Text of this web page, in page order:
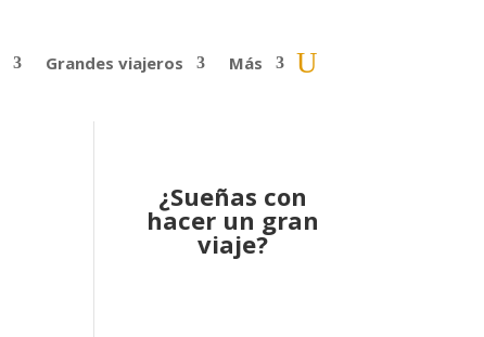
Grandes viajeros Más
¿Sueñas con
hacer un gran
viaje?